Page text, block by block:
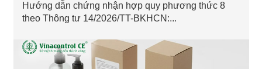
Hướng dẫn chứng nhận hợp quy phương thức 8
theo Thông tư 14/2026/TT-BKHCN:...